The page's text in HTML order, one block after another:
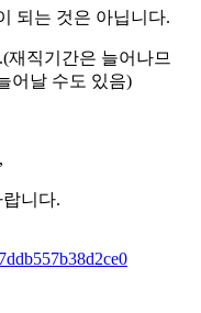
되는 것은 아닙니다.
재직기간은 늘어나므
어날 수도 있음)
니다.